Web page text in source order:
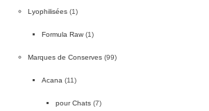
Lyophilisées (1)
Formula Raw (1)
Marques de Conserves (99)
Acana (11)
pour Chats (7)